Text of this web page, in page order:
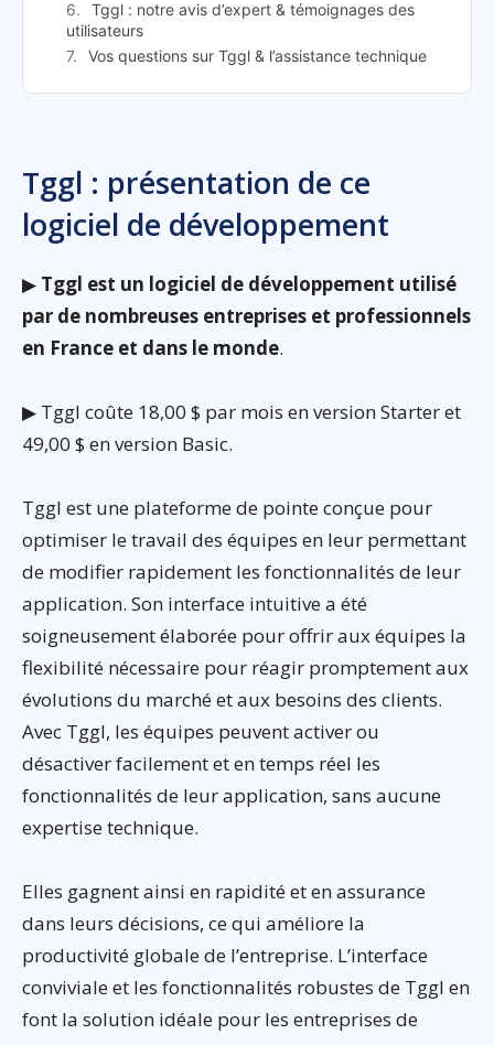
Tggl : notre avis d’expert & témoignages des
utilisateurs
Vos questions sur Tggl & l’assistance technique
Tggl : présentation de ce
logiciel de développement
▶ Tggl est un logiciel de développement utilisé
par de nombreuses entreprises et professionnels
en France et dans le monde.
▶ Tggl coûte 18,00 $ par mois en version Starter et
49,00 $ en version Basic.
Tggl est une plateforme de pointe conçue pour
optimiser le travail des équipes en leur permettant
de modifier rapidement les fonctionnalités de leur
application. Son interface intuitive a été
soigneusement élaborée pour offrir aux équipes la
flexibilité nécessaire pour réagir promptement aux
évolutions du marché et aux besoins des clients.
Avec Tggl, les équipes peuvent activer ou
désactiver facilement et en temps réel les
fonctionnalités de leur application, sans aucune
expertise technique.
Elles gagnent ainsi en rapidité et en assurance
dans leurs décisions, ce qui améliore la
productivité globale de l’entreprise. L’interface
conviviale et les fonctionnalités robustes de Tggl en
font la solution idéale pour les entreprises de